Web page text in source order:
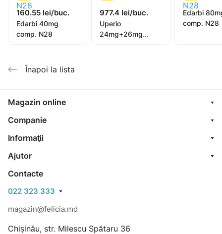
160.55 lei/buc.
Edarbi 40mg
comp. N28
977.4 lei/buc.
Uperio
24mg+26mg
Edarbi
comp. N28
Înapoi la lista
Magazin online
Companie
Informaţii
Ajutor
Contacte
022 323 333
magazin@felicia.md
Chișinău, str. Milescu Spătaru 36